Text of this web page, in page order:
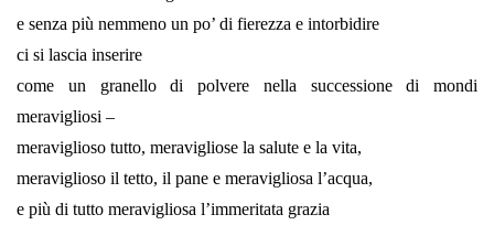
e senza più nemmeno un po’ di fierezza e intorbidire
ci si lascia inserire
come un granello di polvere nella successione di mondi
meravigliosi –
meraviglioso tutto, meravigliose la salute e la vita,
meraviglioso il tetto, il pane e meravigliosa l’acqua,
e più di tutto meravigliosa l’immeritata grazia